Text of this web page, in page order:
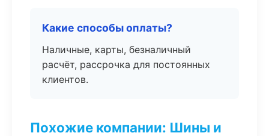
Какие способы оплаты?
Наличные, карты, безналичный
расчёт, рассрочка для постоянных
клиентов.
Похожие компании: Шины и